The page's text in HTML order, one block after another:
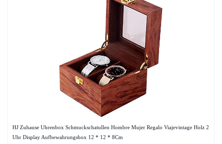
HJ Zuhause Uhrenbox Schmuckschatullen Hombre Mujer Regalo Viajevintage Holz 2
Uhr Display Aufbewahrungsbox 12 * 12 * 8Cm